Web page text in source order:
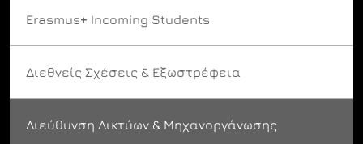
Erasmus+ Incoming Students
Διεθνείς Σχέσεις & Εξωστρέφεια
Διεύθυνση Δικτύων & Μηχανοργάνωσης